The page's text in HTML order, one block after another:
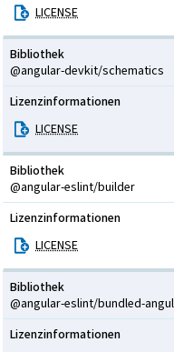
LICENSE
Bibliothek
@angular-devkit/schematics
Lizenzinformationen
LICENSE
Bibliothek
@angular-eslint/builder
Lizenzinformationen
LICENSE
Bibliothek
@angular-eslint/bundled-
Lizenzinformationen